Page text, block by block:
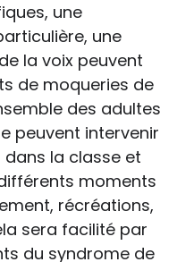
une
une
la voix peuvent
de moqueries de
des adultes
peuvent intervenir
la classe et
moments
récréations,
sera facilité par
du syndrome de